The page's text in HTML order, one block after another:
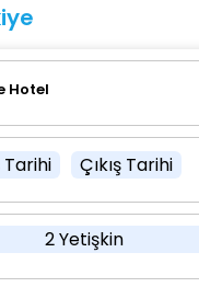
Tarihi Çıkış Tarihi
2 Yetişkin